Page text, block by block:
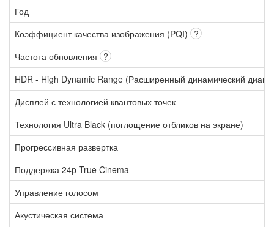
Год
Коэффициент качества изображения (PQI) ?
Частота обновления ?
HDR - High Dynamic Range (Расширенный динамический
Дисплей с технологией квантовых точек
Технология Ultra Black (поглощение отбликов на экране)
Прогрессивная развертка
Поддержка 24p True Cinema
Управление голосом
Акустическая система